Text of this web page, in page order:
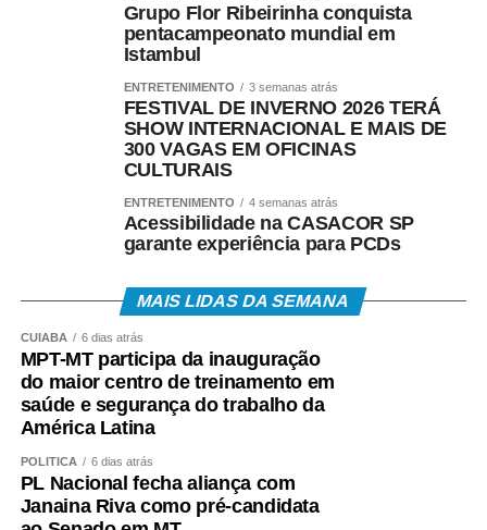
Como consultar
valor, data e habilitação pelos seguintes canais:
• Aplicativo Carteira de Trabalho Digital;
• Telefone 158 (Ministério do Trabalho);
• Aplicativos Caixa Tem e Benefícios Sociais Caixa;
• Atendimento Caixa ao Cidadão: 0800-726-0207.
A expectativa é que, em 2026, cerca de 22,2 milhões
de trabalhadores recebam o abono salarial.
Grupo Flor Ribeirinha conquista
pentacampeonato mundial em
Istambul
ENTRETENIMENTO 3 semanas atrás
FESTIVAL DE INVERNO 2026 TERÁ
SHOW INTERNACIONAL E MAIS DE
300 VAGAS EM OFICINAS
CULTURAIS
ENTRETENIMENTO 4 semanas atrás
Acessibilidade na CASACOR SP
garante experiência para PCDs
MAIS LIDAS DA SEMANA
CUIABÁ 6 dias atrás
MPT-MT participa da inauguração
do maior centro de treinamento em
saúde e segurança do trabalho da
América Latina
POLÍTICA 6 dias atrás
PL Nacional fecha aliança com
Janaina Riva como pré-candidata